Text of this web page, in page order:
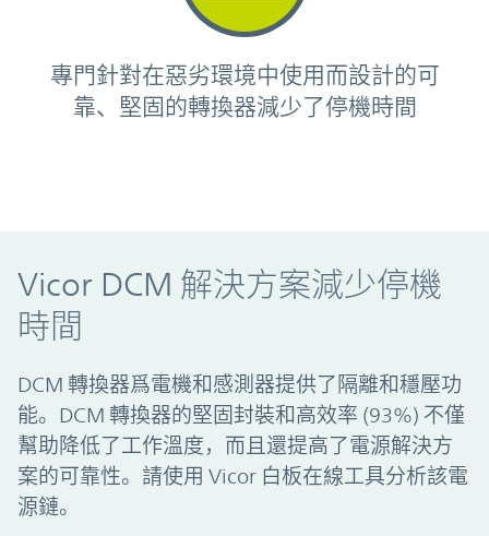
專門針對在惡劣環境中使用而設計的可
靠、堅固的轉換器減少了停機時間
Vicor DCM 解決方案減少停機
時間
DCM 轉換器爲電機和感測器提供了隔離和穩壓功
能。DCM 轉換器的堅固封裝和高效率 (93%) 不僅
幫助降低了工作溫度，而且還提高了電源解決方
案的可靠性。請使用 Vicor 白板在線工具分析該電
源鏈。